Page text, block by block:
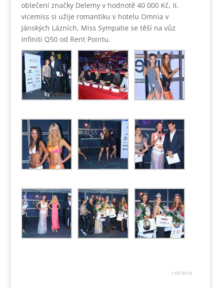
oblečení značky Delemy v hodnotě 40 000 Kč, II.
vicemiss si užije romantiku v hotelu Omnia v
Jánských Lázních, Miss Sympatie se těší na vůz
Infiniti Q50 od Rent Pointu.
reklama